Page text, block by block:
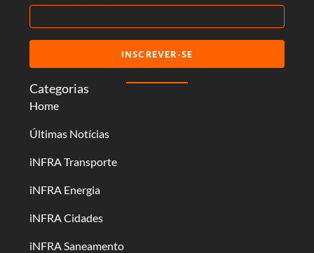
Categorias
Home
Últimas Notícias
iNFRA Transporte
iNFRA Energia
iNFRA Cidades
iNFRA Saneamento
INSCREVER-SE